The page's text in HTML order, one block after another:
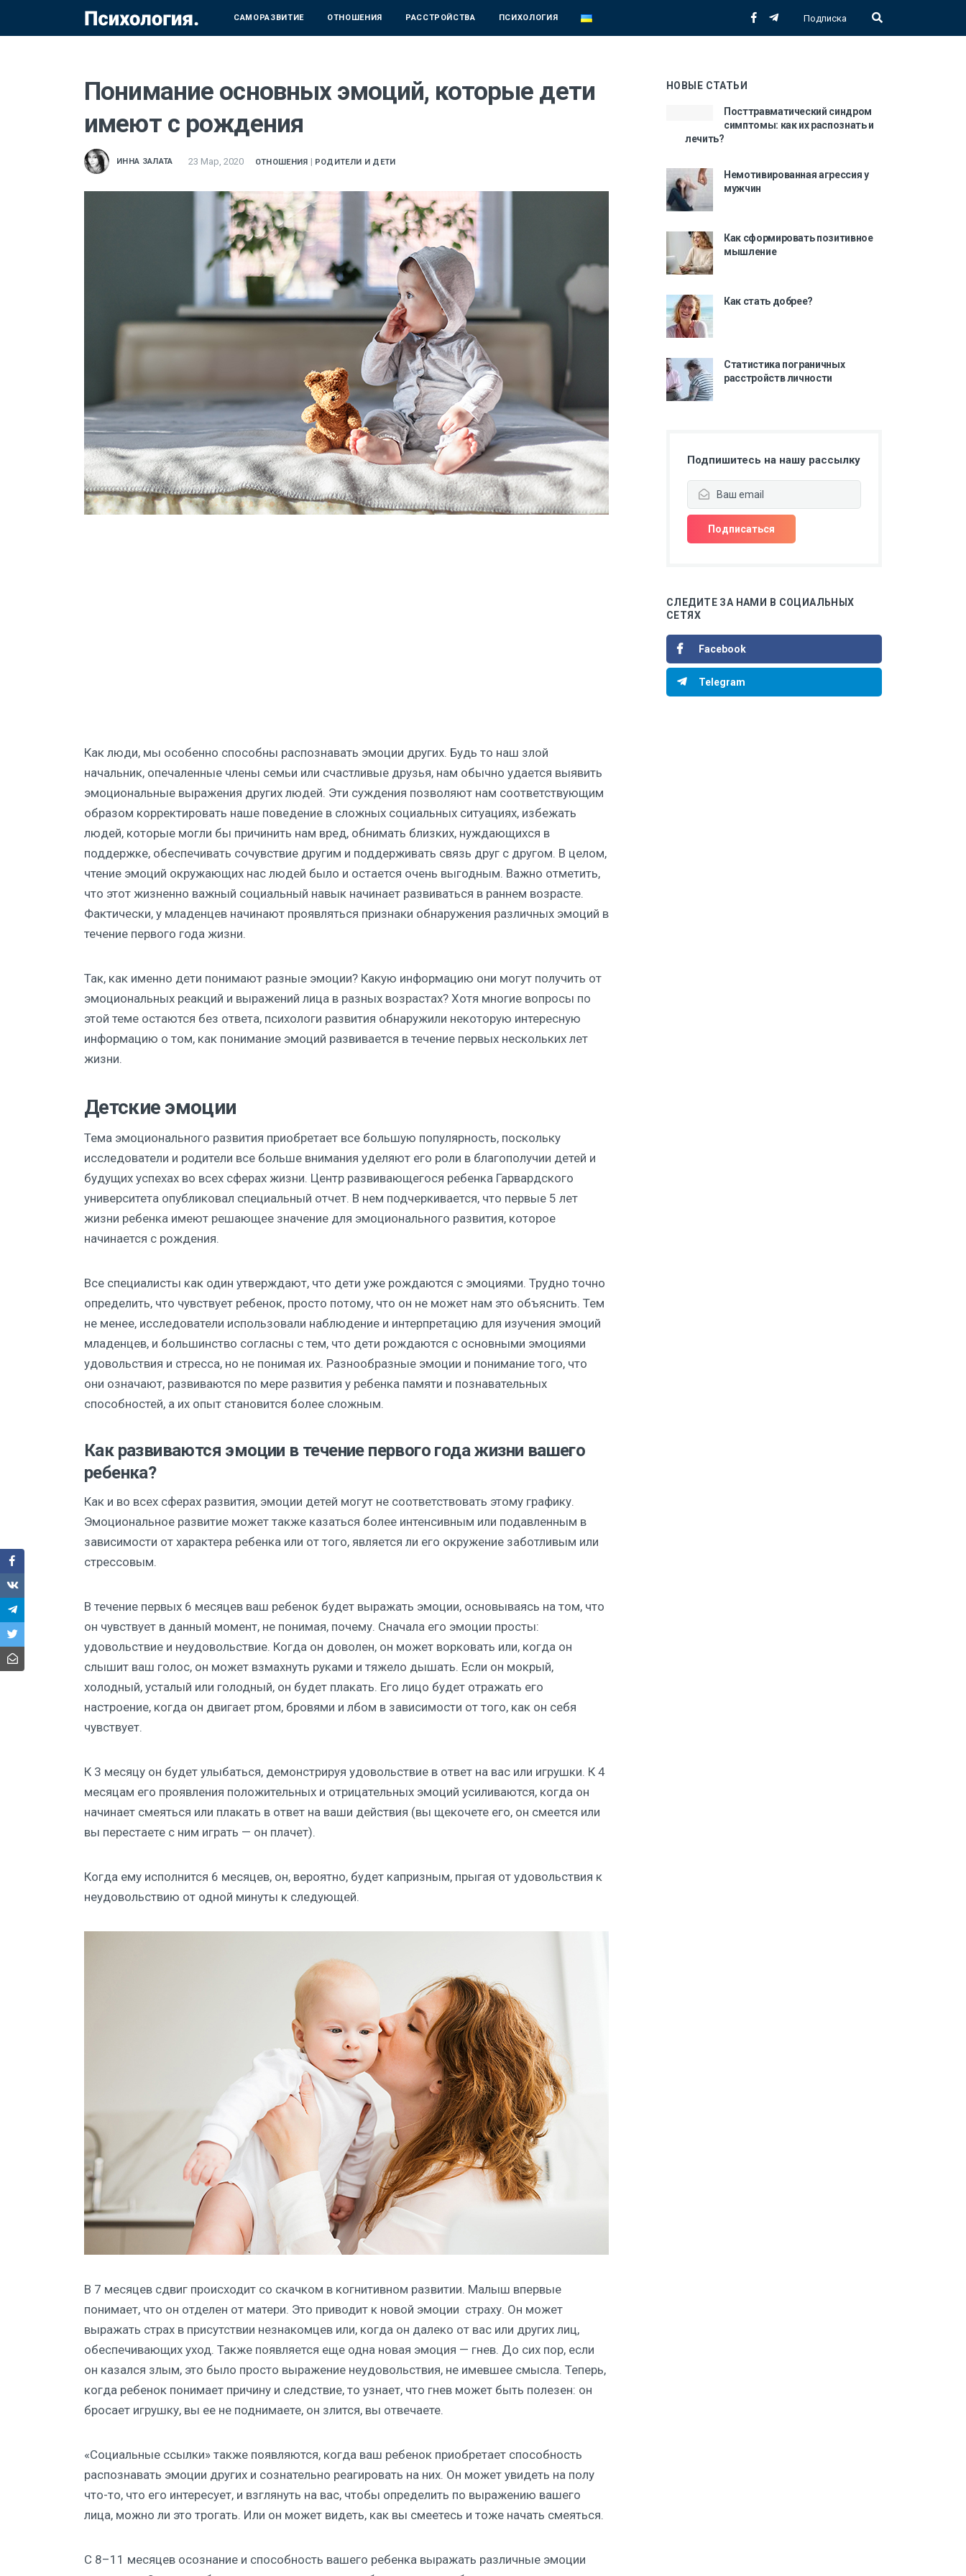
САМОРАЗВИТИЕ ОТНОШЕНИЯ РАССТРОЙСТВА ПСИХОЛОГИЯ Подписка
Понимание основных эмоций, которые дети
имеют с рождения
ИННА ЗАЛАТА 23 Мар, 2020 ОТНОШЕНИЯ | РОДИТЕЛИ И ДЕТИ
Как люди, мы особенно способны распознавать эмоции других. Будь то наш злой
начальник, опечаленные члены семьи или счастливые друзья, нам обычно удается выявить
эмоциональные выражения других людей. Эти суждения позволяют нам соответствующим
образом корректировать наше поведение в сложных социальных ситуациях, избежать
людей, которые могли бы причинить нам вред, обнимать близких, нуждающихся в
поддержке, обеспечивать сочувствие другим и поддерживать связь друг с другом. В целом,
чтение эмоций окружающих нас людей было и остается очень выгодным. Важно отметить,
что этот жизненно важный социальный навык начинает развиваться в раннем возрасте.
Фактически, у младенцев начинают проявляться признаки обнаружения различных эмоций в
течение первого года жизни.
Так, как именно дети понимают разные эмоции? Какую информацию они могут получить от
эмоциональных реакций и выражений лица в разных возрастах? Хотя многие вопросы по
этой теме остаются без ответа, психологи развития обнаружили некоторую интересную
информацию о том, как понимание эмоций развивается в течение первых нескольких лет
жизни.
Детские эмоции
Тема эмоционального развития приобретает все большую популярность, поскольку
исследователи и родители все больше внимания уделяют его роли в благополучии детей и
будущих успехах во всех сферах жизни. Центр развивающегося ребенка Гарвардского
университета опубликовал специальный отчет. В нем подчеркивается, что первые 5 лет
жизни ребенка имеют решающее значение для эмоционального развития, которое
начинается с рождения.
Все специалисты как один утверждают, что дети уже рождаются с эмоциями. Трудно точно
определить, что чувствует ребенок, просто потому, что он не может нам это объяснить. Тем
не менее, исследователи использовали наблюдение и интерпретацию для изучения эмоций
младенцев, и большинство согласны с тем, что дети рождаются с основными эмоциями
удовольствия и стресса, но не понимая их. Разнообразные эмоции и понимание того, что
они означают, развиваются по мере развития у ребенка памяти и познавательных
способностей, а их опыт становится более сложным.
Как развиваются эмоции в течение первого года жизни вашего
ребенка?
Как и во всех сферах развития, эмоции детей могут не соответствовать этому графику.
Эмоциональное развитие может также казаться более интенсивным или подавленным в
зависимости от характера ребенка или от того, является ли его окружение заботливым или
стрессовым.
В течение первых 6 месяцев ваш ребенок будет выражать эмоции, основываясь на том, что
он чувствует в данный момент, не понимая, почему. Сначала его эмоции просты:
удовольствие и неудовольствие. Когда он доволен, он может ворковать или, когда он
слышит ваш голос, он может взмахнуть руками и тяжело дышать. Если он мокрый,
холодный, усталый или голодный, он будет плакать. Его лицо будет отражать его
настроение, когда он двигает ртом, бровями и лбом в зависимости от того, как он себя
чувствует.
К 3 месяцу он будет улыбаться, демонстрируя удовольствие в ответ на вас или игрушки. К 4
месяцам его проявления положительных и отрицательных эмоций усиливаются, когда он
начинает смеяться или плакать в ответ на ваши действия (вы щекочете его, он смеется или
вы перестаете с ним играть — он плачет).
Когда ему исполнится 6 месяцев, он, вероятно, будет капризным, прыгая от удовольствия к
неудовольствию от одной минуты к следующей.
В 7 месяцев сдвиг происходит со скачком в когнитивном развитии. Малыш впервые
понимает, что он отделен от матери. Это приводит к новой эмоции страху. Он может
выражать страх в присутствии незнакомцев или, когда он далеко от вас или других лиц,
обеспечивающих уход. Также появляется еще одна новая эмоция — гнев. До сих пор, если
он казался злым, это было просто выражение неудовольствия, не имевшее смысла. Теперь,
когда ребенок понимает причину и следствие, то узнает, что гнев может быть полезен: он
бросает игрушку, вы ее не поднимаете, он злится, вы отвечаете.
«Социальные ссылки» также появляются, когда ваш ребенок приобретает способность
распознавать эмоции других и сознательно реагировать на них. Он может увидеть на полу
что-то, что его интересует, и взглянуть на вас, чтобы определить по выражению вашего
лица, можно ли это трогать. Или он может видеть, как вы смеетесь и тоже начать смеяться.
С 8–11 месяцев осознание и способность вашего ребенка выражать различные эмоции
НОВЫЕ СТАТЬИ
Посттравматический синдром
симптомы: как их распознать и
лечить?
Немотивированная агрессия у
мужчин
Как сформировать позитивное
мышление
Как стать добрее?
Статистика пограничных
расстройств личности
Подпишитесь на нашу рассылку
СЛЕДИТЕ ЗА НАМИ В СОЦИАЛЬНЫХ
СЕТЯХ
Facebook
Telegram